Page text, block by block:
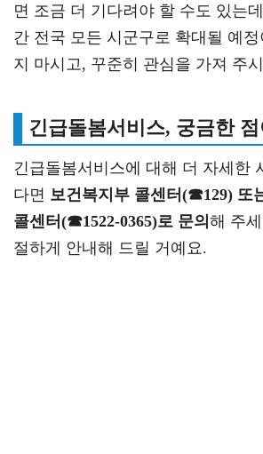
면 조금 더 기다려야 할 수도 있는
간 전국 모든 시군구로 확대될 예
지 마시고, 꾸준히 관심을 가져 주
긴급돌봄서비스, 궁금한
긴급돌봄서비스에 대해 더 자세한
다면 보건복지부 콜센터(☎129) 또
콜센터(☎1522-0365)로 문의 해 주
절하게 안내해 드릴 거예요.